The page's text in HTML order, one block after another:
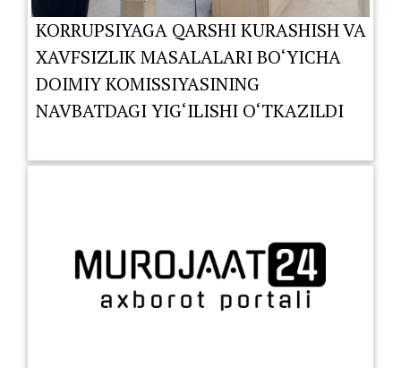
KORRUPSIYAGA QARSHI KURASHISH VA
XAVFSIZLIK MASALALARI BO‘YICHA
DOIMIY KOMISSIYASINING
NAVBATDAGI YIG‘ILISHI O‘TKAZILDI